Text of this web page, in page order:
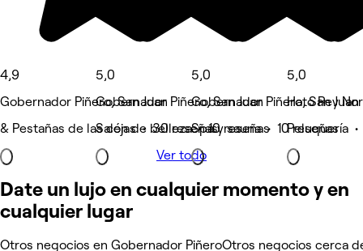
4,9
Gobernador Piñero, San Juan
& Pestañas de las cejas • 30 reseñas
5,0
Gobernador Piñero, San Juan
Salón de belleza • 10 reseñas
5,0
Gobernador Piñero, San Juan
Spa y sauna • 10 reseñas
5,0
Hato Rey
Peluquería
Ver todo
Date un lujo en cualquier momento y en
cualquier lugar
Otros negocios en Gobernador PiñeroOtros negocios cerca